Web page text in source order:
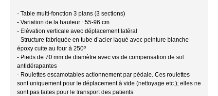
- Table multi-fonction 3 plans (3 sections)
- Variation de la hauteur : 55-96 cm
- Elévation verticale avec déplacement latéral
- Structure fabriquée en tube d’acier laqué avec peinture blanche
époxy cuite au four à 250º
- Pieds de 70 mm de diamètre avec vis de compensation de sol
antidérapantes
- Roulettes escamotables actionnement par pédale. Ces roulettes
sont uniquement pour le déplacement à vide (nettoyage etc.); elles ne
sont pas faites pour le transport des patients